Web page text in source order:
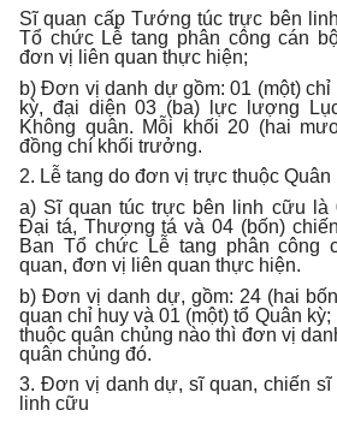
Sĩ quan cấp Tướng túc trực bên
Tổ chức Lễ tang phân công cán
đơn vị liên quan thực hiện;
b) Đơn vị danh dự gồm: 01 (một) chỉ
kỳ, đại diện 03 (ba) lực lượng
Không quân. Mỗi khối 20 (hai
đồng chí khối trưởng.
2. Lễ tang do đơn vị trực thuộc
a) Sĩ quan túc trực bên linh cữu là
Đại tá, Thượng tá và 04 (bốn)
Ban Tổ chức Lễ tang phân công
quan, đơn vị liên quan thực hiện.
b) Đơn vị danh dự, gồm: 24 (hai
quan chỉ huy và 01 (một) tổ Quân
thuộc quân chủng nào thì đơn vị
quân chủng đó.
3. Đơn vị danh dự, sĩ quan, chiến sĩ
linh cữu